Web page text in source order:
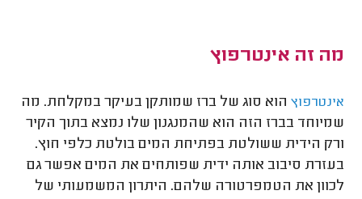
מה זה אינטרפוץ
אינטרפוץ הוא סוג של ברז שמותקן בעיקר במקלחת. מה
שמיוחד בברז הזה הוא שהמנגנון שלו נמצא בתוך הקיר
ורק הידית ששולטת בפתיחת המים בולטת כלפי חוץ.
בעזרת סיבוב אותה ידית שפותחים את המים אפשר גם
לכוון את הטמפרטורה שלהם. היתרון המשמעותי של